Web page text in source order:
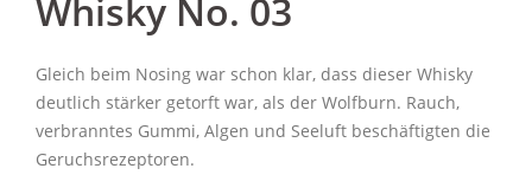
Whisky No. 03
Gleich beim Nosing war schon klar, dass dieser Whisky
deutlich stärker getorft war, als der Wolfburn. Rauch,
verbranntes Gummi, Algen und Seeluft beschäftigten die
Geruchsrezeptoren.